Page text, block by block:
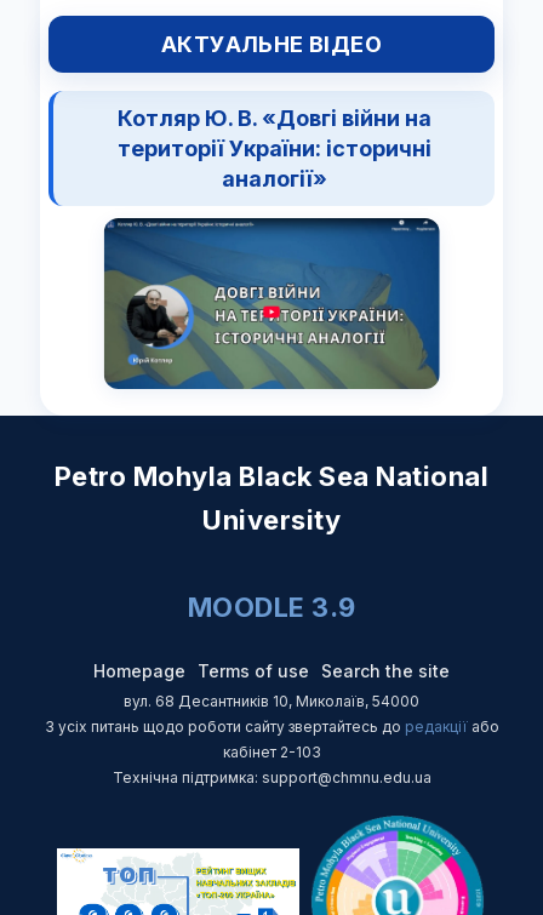
АКТУАЛЬНЕ ВІДЕО
Котляр Ю. В. «Довгі війни на
території України: історичні
аналогії»
Petro Mohyla Black Sea National
University
MOODLE 3.9
Homepage Terms of use Search the site
вул. 68 Десантників 10, Миколаїв, 54000
З усіх питань щодо роботи сайту звертайтесь до редакції або
кабінет 2-103
Технічна підтримка: support@chmnu.edu.ua